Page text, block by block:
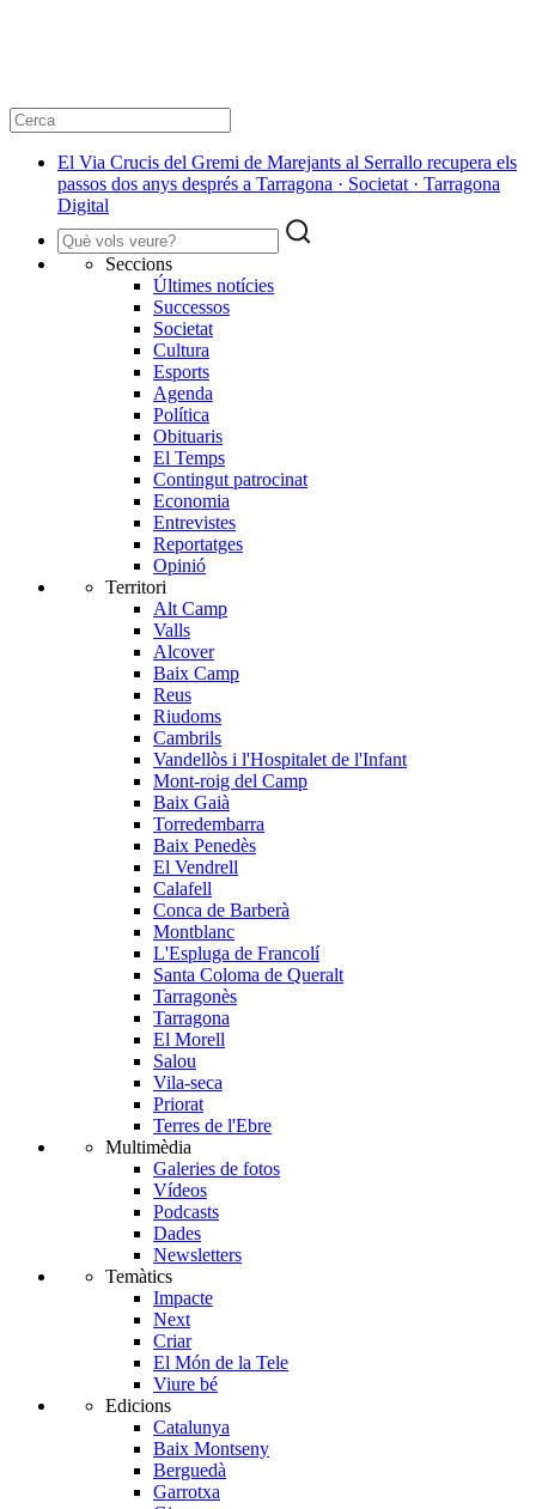
El Via Crucis del Gremi de Marejants al Serrallo recupera els
passos dos anys després a Tarragona · Societat · Tarragona
Digital
Seccions
Últimes notícies
Successos
Societat
Cultura
Esports
Agenda
Política
Obituaris
El Temps
Contingut patrocinat
Economia
Entrevistes
Reportatges
Opinió
Territori
Alt Camp
Valls
Alcover
Baix Camp
Reus
Riudoms
Cambrils
Vandellòs i l'Hospitalet de l'Infant
Mont-roig del Camp
Baix Gaià
Torredembarra
Baix Penedès
El Vendrell
Calafell
Conca de Barberà
Montblanc
L'Espluga de Francolí
Santa Coloma de Queralt
Tarragonès
Tarragona
El Morell
Salou
Vila-seca
Priorat
Terres de l'Ebre
Multimèdia
Galeries de fotos
Vídeos
Podcasts
Dades
Newsletters
Temàtics
Impacte
Next
Criar
El Món de la Tele
Viure bé
Edicions
Catalunya
Baix Montseny
Berguedà
Garrotxa